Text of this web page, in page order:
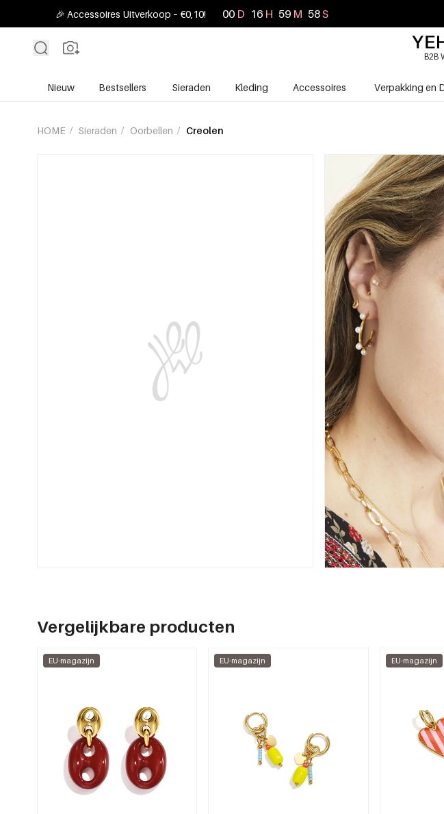
🎉 Accessoires Uitverkoop – €0,10! 00 D 16 H 59 M 57S
B2B
Nieuw Bestsellers Sieraden Kleding Accessoires Verpakking en
HOME / Sieraden / Oorbellen / Creolen
Vergelijkbare producten
EU-magazijn EU-magazijn EU-magazijn